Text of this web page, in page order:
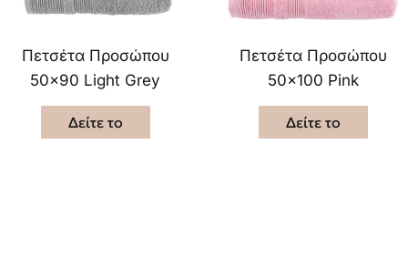
Πετσέτα Προσώπου
50×90 Light Grey
Δείτε το
Πετσέτα Προσώπου
50×100 Pink
Δείτε το